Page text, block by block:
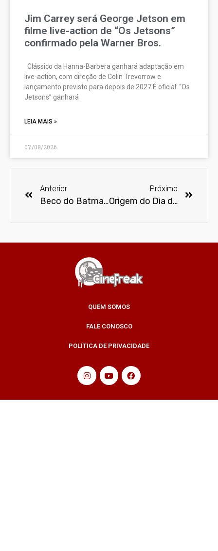
Jim Carrey será George Jetson em
filme live-action de “Os Jetsons”
confirmado pela Warner Bros.
Clássico da Hanna-Barbera ganhará adaptação em
live-action, com direção de Colin Trevorrow e
lançamento previsto para depois de 2027 É oficial: “Os
Jetsons” ganhará
LEIA MAIS »
07/08/2026
Anterior
Beco do Batman, em São Paulo, ganha mural deslumbrante com personagens de Coringa: Delírio a Dois
Próximo
Origem do Dia do Professor – A história por trás do 15 de outubro
QUEM SOMOS
FALE CONOSCO
POLÍTICA DE PRIVACIDADE